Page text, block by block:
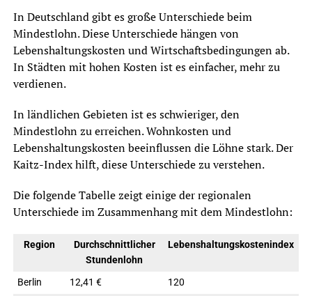
In Deutschland gibt es große Unterschiede beim
Mindestlohn. Diese Unterschiede hängen von
Lebenshaltungskosten und Wirtschaftsbedingungen ab.
In Städten mit hohen Kosten ist es einfacher, mehr zu
verdienen.
In ländlichen Gebieten ist es schwieriger, den
Mindestlohn zu erreichen. Wohnkosten und
Lebenshaltungskosten beeinflussen die Löhne stark. Der
Kaitz-Index hilft, diese Unterschiede zu verstehen.
Die folgende Tabelle zeigt einige der regionalen
Unterschiede im Zusammenhang mit dem Mindestlohn:
Region
Durchschnittlicher
Stundenlohn
Lebenshaltungskostenindex
Berlin 12,41 €
120